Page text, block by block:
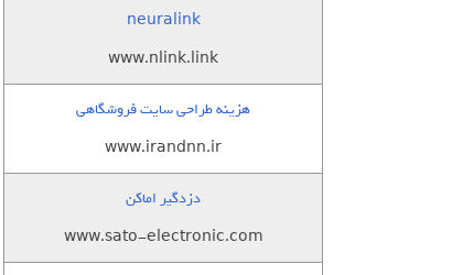
neuralink
www.nlink.link
هزینه طراحی سایت فروشگاهی
www.irandnn.ir
دزدگیر اماکن
www.sato-electronic.com